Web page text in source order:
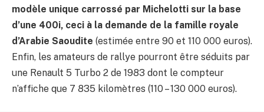
modèle unique carrossé par Michelotti sur la base
d’une 400i, ceci à la demande de la famille royale
d’Arabie Saoudite (estimée entre 90 et 110 000 euros).
Enfin, les amateurs de rallye pourront être séduits par
une Renault 5 Turbo 2 de 1983 dont le compteur
n’affiche que 7 835 kilomètres (110 – 130 000 euros).